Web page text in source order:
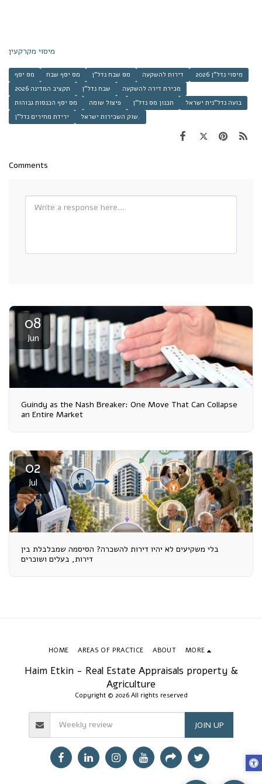
מיסוי מקרקעין
מס יסף מס יסף שבח מס שבח נדל"ן דירות להשקעה
מיסוי נדל"ן 2026
תקציב המדינה 2026
שבח נדל"ן
מכירת דירה להשקעה
מס יסף הכנסות גבוהות
פיצול שומה תכנון מס נדל"ן
בועה נדל"נית ישראל
ירידת מחירים נדל"ן
שוק השכירות ישראל.
Comments
08
Jun
Guindy as the Nash Breaker: One Move That Can Collapse
an Entire Market
02
Jul
בלי משקיעים לא יהיו דירות להשכרה? הסיסמה שמבלבלת בין
דירות, בעלים ושוכרים
Haim Etkin - Real Estate Appraisals property &
Agriculture
Copyright © 2026 All rights reserved
HOME AREAS OF PRACTICE ABOUT MORE
JOIN UP